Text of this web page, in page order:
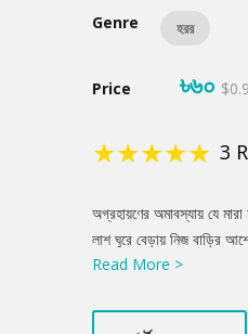
Genre হরর
Price ৳৬০
★★★★★ 3
Product
Summery
অগ্রহায়ণের অমাবস্যায় যে
লাশ ঘুরে বেড়ায় নিজ বাড়ির
নবীর মায়ের মৃত্যু হলো এমন
Read More >